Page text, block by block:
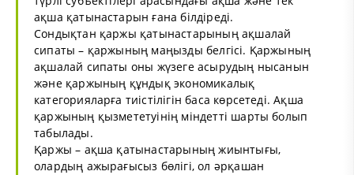
ақша қатынастарын ғана бiлдiредi.
Сондықтан қаржы қатынастарының ақшалай
сипаты – қаржының маңызды белгiсi. Қаржының
ақшалай сипаты оны жүзеге асырудың нысанын
және қаржының құндық экономикалық
категорияларға тиiстiлiгiн баса көрсетедi. Ақша
қаржының қызмететуiнiң мiндеттi шарты болып
табылады.
Қаржы – ақша қатынастарының жиынтығы,
олардың ажырағысыз бөлігі, ол әрқашан